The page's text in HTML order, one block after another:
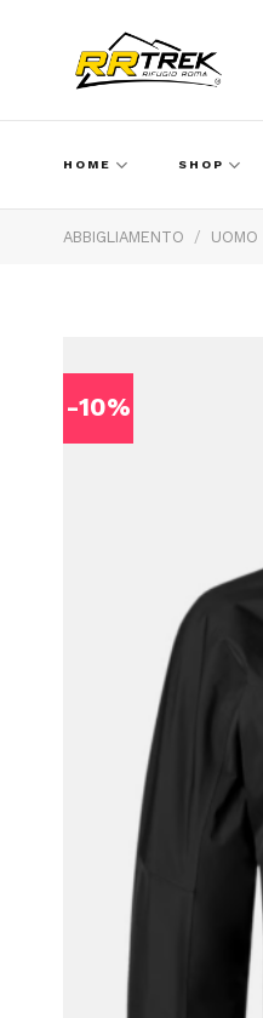
HOME SHOP
ABBIGLIAMENTO / UOMO
-10%